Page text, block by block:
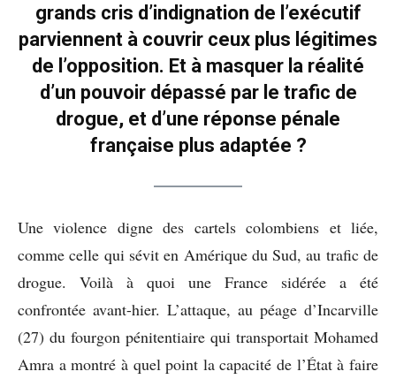
grands cris d’indignation de l’exécutif
parviennent à couvrir ceux plus légitimes
de l’opposition. Et à masquer la réalité
d’un pouvoir dépassé par le trafic de
drogue, et d’une réponse pénale
française plus adaptée ?
Une violence digne des cartels colombiens et liée,
comme celle qui sévit en Amérique du Sud, au trafic de
drogue. Voilà à quoi une France sidérée a été
confrontée avant-hier. L’attaque, au péage d’Incarville
(27) du fourgon pénitentiaire qui transportait Mohamed
Amra a montré à quel point la capacité de l’État à faire